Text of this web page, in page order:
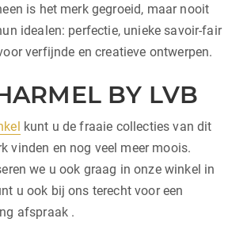
is het merk gegroeid, maar nooit
idealen: perfectie, unieke savoir-fair
verfijnde en creatieve ontwerpen.
BY LVB
kunt u de fraaie collecties van dit
vinden en nog veel meer moois.
we u ook graag in onze winkel in
u ook bij ons terecht voor een
afspraak .